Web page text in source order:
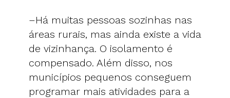
–Há muitas pessoas sozinhas nas
áreas rurais, mas ainda existe a vida
de vizinhança. O isolamento é
compensado. Além disso, nos
municípios pequenos conseguem
programar mais atividades para a